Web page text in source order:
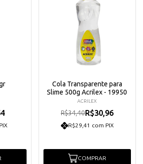
Cola Transparente para
Slime 500g Acrilex - 19950
ACRILEX
R$34,40R$30,96
R$29,41 com PIX
COMPRAR